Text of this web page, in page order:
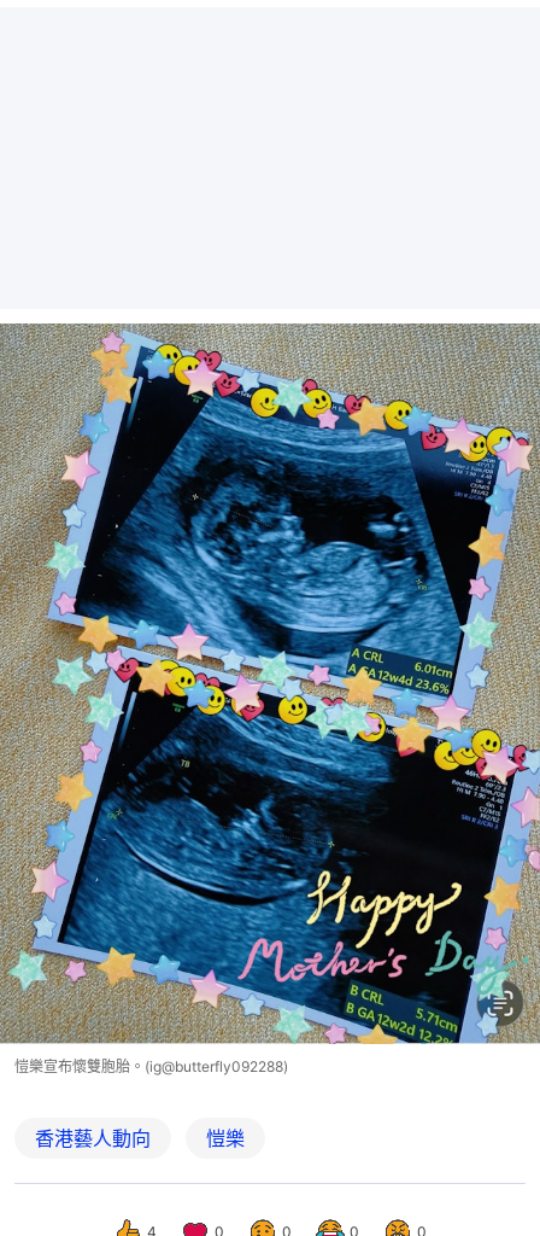
愷樂宣布懷雙胞胎。(ig@butterfly092288)
香港藝人動向 愷樂
4 0 0 0 0